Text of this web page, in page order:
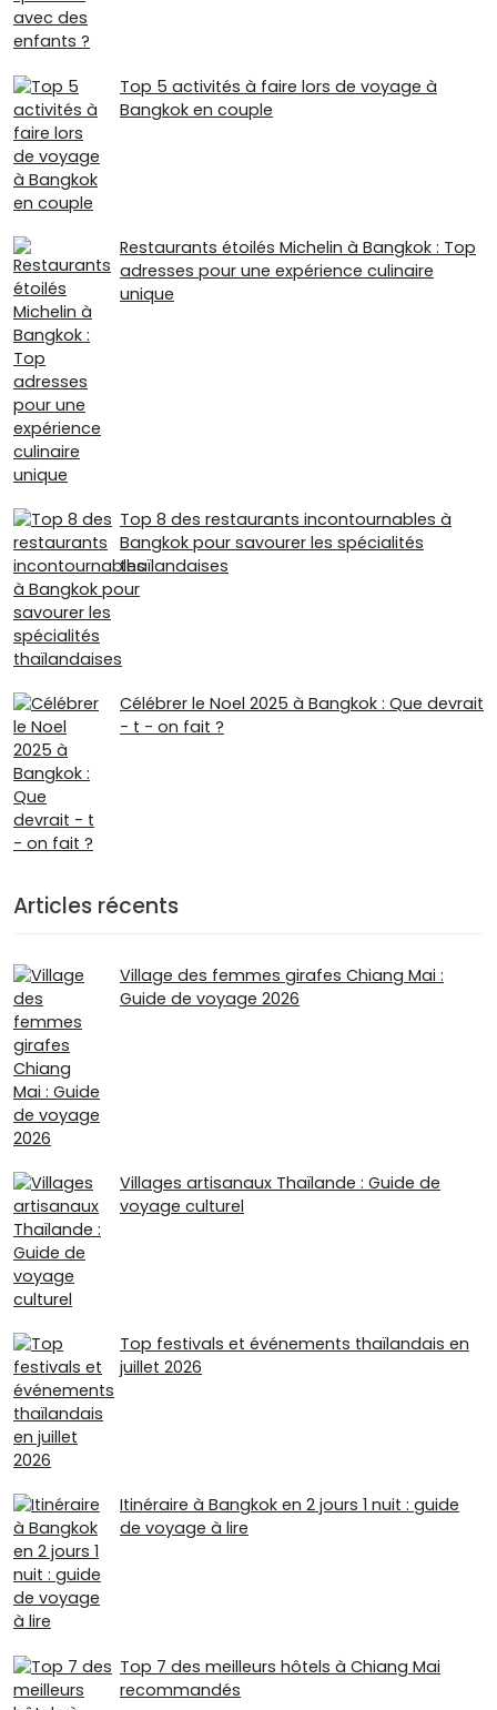
Top 5 activités à faire lors de voyage à
Bangkok en couple
Restaurants étoilés Michelin à Bangkok : Top
adresses pour une expérience culinaire
unique
Top 8 des restaurants incontournables à
Bangkok pour savourer les spécialités
thaïlandaises
Célébrer le Noel 2025 à Bangkok : Que devrait
- t - on fait ?
Articles récents
Village des femmes girafes Chiang Mai :
Guide de voyage 2026
Villages artisanaux Thaïlande : Guide de
voyage culturel
Top festivals et événements thaïlandais en
juillet 2026
Itinéraire à Bangkok en 2 jours 1 nuit : guide
de voyage à lire
Top 7 des meilleurs hôtels à Chiang Mai
recommandés